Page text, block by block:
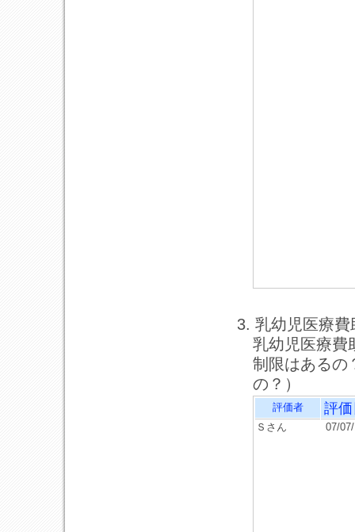
3. 乳幼児医療費
乳幼児医療費
制限はあるの
の？）
評価者 評
Ｓさん 07/